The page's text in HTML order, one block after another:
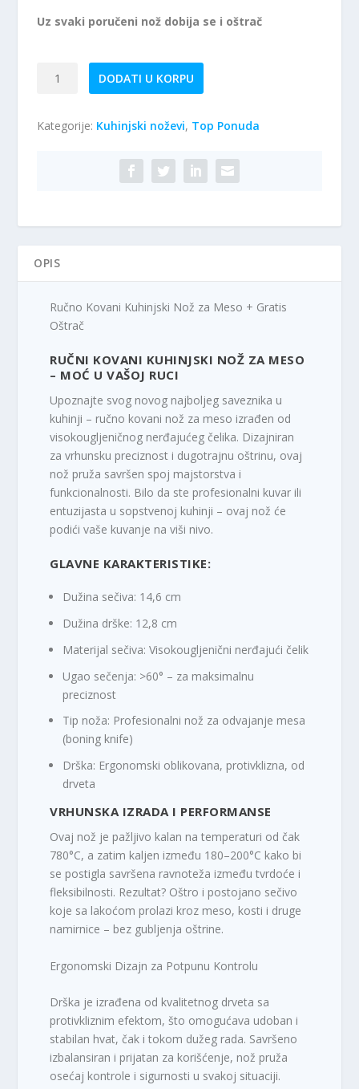
Uz svaki poručeni nož dobija se i oštrač
Nož
DODATI U KORPU
Kategorije: Kuhinjski noževi, Top Ponuda
OPIS
Ručno Kovani Kuhinjski Nož za Meso + Gratis
Oštrač
RUČNI KOVANI KUHINJSKI NOŽ ZA MESO
– MOĆ U VAŠOJ RUCI
Upoznajte svog novog najboljeg saveznika u
kuhinji – ručno kovani nož za meso izrađen od
visokougljeničnog nerđajućeg čelika. Dizajniran
za vrhunsku preciznost i dugotrajnu oštrinu, ovaj
nož pruža savršen spoj majstorstva i
funkcionalnosti. Bilo da ste profesionalni kuvar ili
entuzijasta u sopstvenoj kuhinji – ovaj nož će
podići vaše kuvanje na viši nivo.
GLAVNE KARAKTERISTIKE:
Dužina sečiva: 14,6 cm
Dužina drške: 12,8 cm
Materijal sečiva: Visokougljenični nerđajući čelik
Ugao sečenja: >60° – za maksimalnu
preciznost
Tip noža: Profesionalni nož za odvajanje mesa
(boning knife)
Drška: Ergonomski oblikovana, protivklizna, od
drveta
VRHUNSKA IZRADA I PERFORMANSE
Ovaj nož je pažljivo kalan na temperaturi od čak
780°C, a zatim kaljen između 180–200°C kako bi
se postigla savršena ravnoteža izmeđutvrdoće i
fleksibilnosti. Rezultat? Oštro i postojano sečivo
koje sa lakoćom prolazi kroz meso, kosti i druge
namirnice – bez gubljenja oštrine.
Ergonomski Dizajn za Potpunu Kontrolu
Drška je izrađena od kvalitetnog drveta sa
protivkliznim efektom, što omogućava udoban i
stabilan hvat, čak i tokom dužeg rada. Savršeno
izbalansiran i prijatan za korišćenje, nož pruža
osećaj kontrole i sigurnosti u svakoj situaciji.